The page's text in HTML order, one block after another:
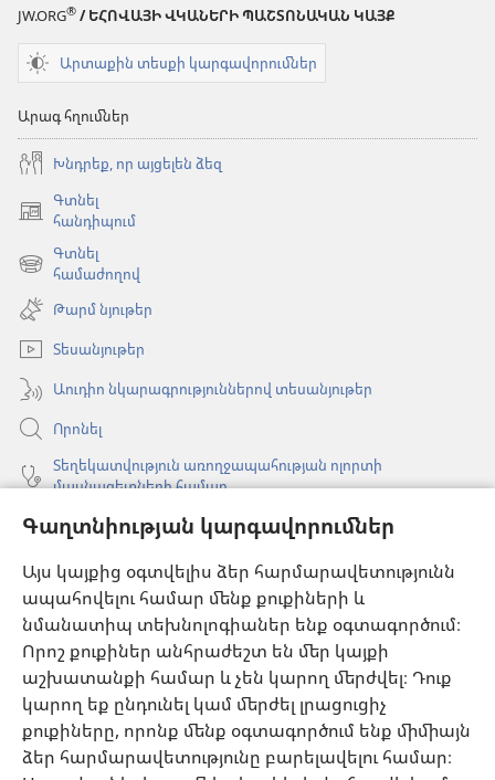
Գաղտնիության կարգավորումներ
Այս կայքից օգտվելիս ձեր հարմարավետությունն
ապահովելու համար մենք քուքիների և
նմանատիպ տեխնոլոգիաներ ենք օգտագործում։
Որոշ քուքիներ անհրաժեշտ են մեր կայքի
աշխատանքի համար և չեն կարող մերժվել։ Դուք
կարող եք ընդունել կամ մերժել լրացուցիչ
քուքիները, որոնք մենք օգտագործում ենք միմիայն
ձեր հարմարավետությունը բարելավելու համար։
JW.ORG® / ԵՀՈՎԱՅԻ ՎԿԱՆԵՐԻ ՊԱՇՏՈՆԱԿԱՆ ԿԱՅՔ
Արտաքին տեսքի կարգավորումներ
Արագ հղումներ
Խնդրեք, որ այցելեն ձեզ
Գտնել
հանդիպում
(բացվում
նոր
պատուհան)
Գտնել
համաժողով
(բացվում
նոր
պատուհան)
Թարմ նյութեր
Տեսանյութեր
Աուդիո նկարագրություններով տեսանյութեր
Որոնել
Տեղեկատվություն առողջապահության ոլորտի
մասնագետների համար
Գլոբալ հաղորդակցություն
Օգնություն
Նվիրատվություններ
(բացվում
է
նոր
պատուհան)
Դիտարանի ՕՆԼԱՅՆ ԳՐԱԴԱՐԱՆ
(բացվում
է
նոր
պատուհան)
JW Hub
(բացվում
է
®